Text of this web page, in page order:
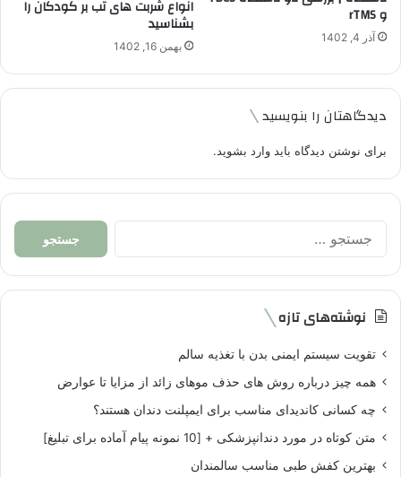
و rTMS
آذر 4, 1402
انواع شربت های تب بر کودکان را
بشناسید
بهمن 16, 1402
دیدگاهتان را بنویسید
برای نوشتن دیدگاه باید وارد بشوید.
جستجو
نوشته‌های تازه
تقویت سیستم ایمنی بدن با تغذیه سالم
همه چیز درباره روش های حذف موهای زائد از مزایا تا عوارض
چه کسانی کاندیدای مناسب برای ایمپلنت دندان هستند؟
متن کوتاه در مورد دندانپزشکی + [10 نمونه پیام آماده برای تبلیغ]
بهترین کفش طبی مناسب سالمندان